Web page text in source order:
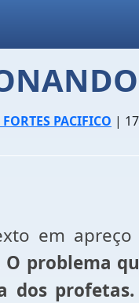
PACIFICO |
em apreço
O problema
dos profetas.